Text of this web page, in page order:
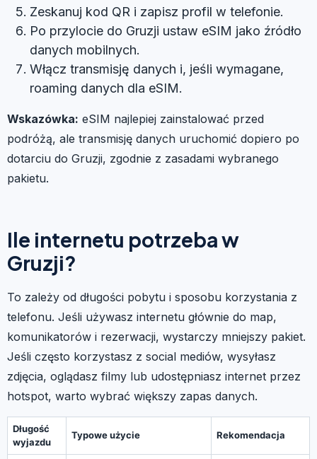
Zeskanuj kod QR i zapisz profil w telefonie.
Po przylocie do Gruzji ustaw eSIM jako źródło
danych mobilnych.
Włącz transmisję danych i, jeśli wymagane,
roaming danych dla eSIM.
Wskazówka: eSIM najlepiej zainstalować przed
podróżą, ale transmisję danych uruchomić dopiero po
dotarciu do Gruzji, zgodnie z zasadami wybranego
pakietu.
Ile internetu potrzeba w
Gruzji?
To zależy od długości pobytu i sposobu korzystania z
telefonu. Jeśli używasz internetu głównie do map,
komunikatorów i rezerwacji, wystarczy mniejszy pakiet.
Jeśli często korzystasz z social mediów, wysyłasz
zdjęcia, oglądasz filmy lub udostępniasz internet przez
hotspot, warto wybrać większy zapas danych.
Długość
wyjazdu
Typowe użycie Rekomendacja